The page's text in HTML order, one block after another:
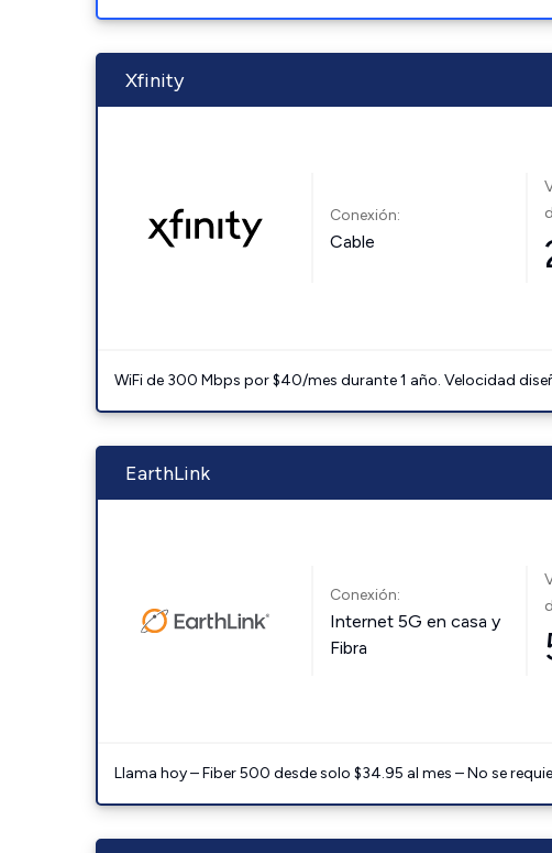
Xfinity
Conexión:
Cable
WiFi de 300 Mbps por $40/mes durante 1 año. Velocidad
EarthLink
Conexión:
Internet 5G en casa y
Fibra
Llama hoy – Fiber 500 desde solo $34.95 al mes – No se